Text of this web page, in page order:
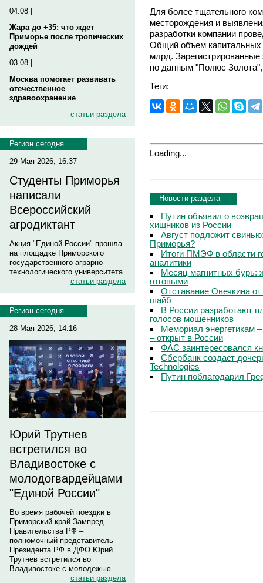
04.08 |
Жара до +35: что ждет
Приморье после тропических
дождей
03.08 |
Москва помогает развивать
отечественное
здравоохранение
статьи раздела
Регион сегодня
29 Мая 2026, 16:37
Студенты Приморья
написали
Всероссийский
агродиктант
Акция "Единой России" прошла
на площадке Приморского
государственного аграрно-
технологического университета
статьи раздела
Регион сегодня
28 Мая 2026, 14:16
Юрий Трутнев
встретился во
Владивостоке с
молодогвардейцами
"Единой России"
Во время рабочей поездки в
Приморский край Зампред
Правительства РФ –
полномочный представитель
Президента РФ в ДФО Юрий
Трутнев встретился во
Владивостоке с молодежью.
статьи раздела
Для более тщательного
месторождения и
разработки компании
Общий объем капитальных
млрд.
по данным "Полюс Золота",
Теги:
Loading...
Новости раздела
Путин объявил о
хищников из России
Август подложит
Приморья?
Итоги ПМЭФ в области
аналитики
Месяц магнитных бурь:
готовыми
Отставание Овечкина
шайб
В России разработают
голосов мошенников
Мемориал энергетикам
– открыт в России
ФАС заинтересовался
Сбербанк создает
Technologies
Путин поблагодарил